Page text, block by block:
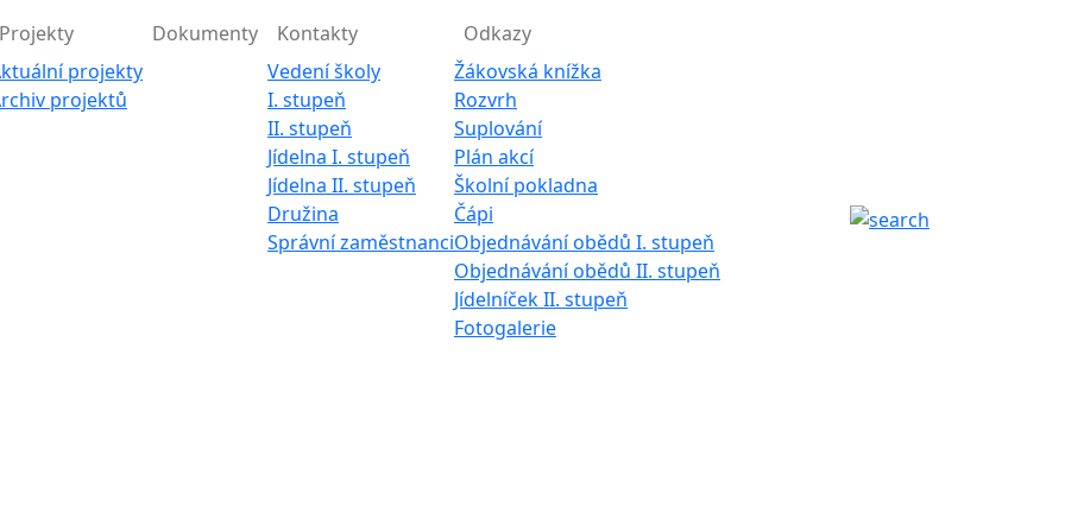
Projekty
projekty
projektů
Dokumenty
Kontakty
Vedení školy
I. stupeň
II. stupeň
Jídelna I. stupeň
Jídelna II. stupeň
Družina
Správní zaměstnanci
Odkazy
Žákovská knížka
Rozvrh
Suplování
Plán akcí
Školní pokladna
Čápi
Objednávání obědů I. stupeň
Objednávání obědů II. stupeň
Jídelníček II. stupeň
Fotogalerie